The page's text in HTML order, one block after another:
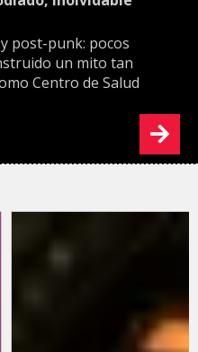
post-punk: pocos
un mito tan
Centro de Salud